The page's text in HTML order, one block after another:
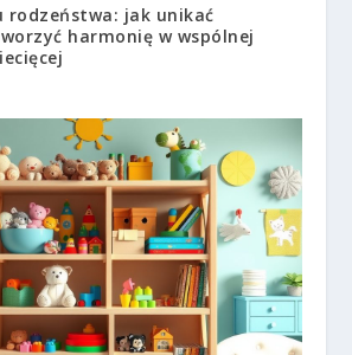
rodzeństwa: jak unikać
harmonię w wspólnej